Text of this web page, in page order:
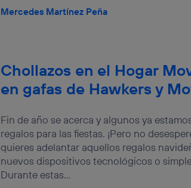
Mercedes Martínez Peña
Chollazos en el Hogar
en gafas de Hawkers y
Fin de año se acerca y algunos ya
regalos para las fiestas. ¡Pero no
quieres adelantar aquellos regalos
nuevos dispositivos tecnológicos o
Durante estas...